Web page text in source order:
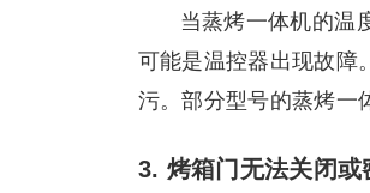
当蒸烤一体机的温
可能是温控器出现故障
污。部分型号的蒸烤一
3. 烤箱门无法关闭或